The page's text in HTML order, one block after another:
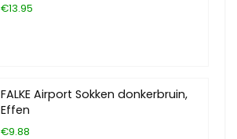
€13.95
FALKE Airport Sokken donkerbruin,
Effen
€9.88